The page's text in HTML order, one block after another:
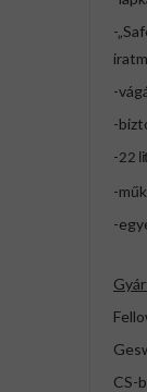
-
-
-
-22
-
-
CS-